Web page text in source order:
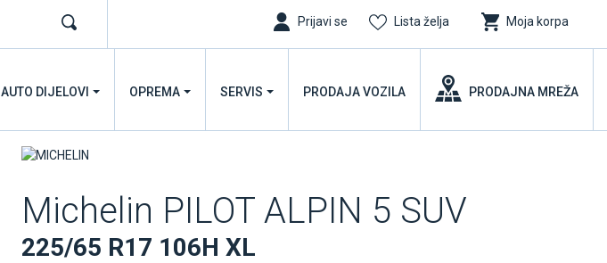
Prijavi se Lista želja Moja korpa
AUTO DIJELOVI OPREMA SERVIS PRODAJA VOZILA PRODAJNA MREŽA
Michelin PILOT ALPIN 5 SUV
225/65 R17 106H XL